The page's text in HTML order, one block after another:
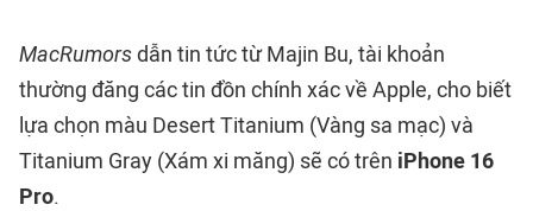
MacRumorsdẫn tin tức từ Majin Bu, tài khoản
thường đăng các tin đồn chính xác về Apple, cho biết
lựa chọn màu Desert Titanium (Vàng sa mạc) và
Titanium Gray (Xám xi măng) sẽ có trên iPhone 16
Pro.